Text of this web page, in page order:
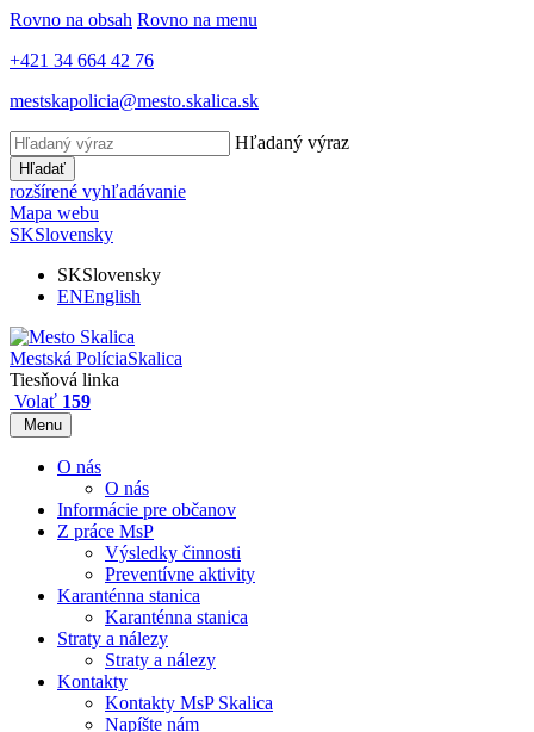
Rovno na obsah Rovno na menu
+421 34 664 42 76
mestskapolicia@mesto.skalica.sk
Hľadaný výraz
Hľadať
rozšírené vyhľadávanie
Mapa webu
SKSlovensky
SKSlovensky
ENEnglish
Mestská PolíciaSkalica
Tiesňová linka
Volať 159
Menu
O nás
O nás
Informácie pre občanov
Z práce MsP
Výsledky činnosti
Preventívne aktivity
Karanténna stanica
Karanténna stanica
Straty a nálezy
Straty a nálezy
Kontakty
Kontakty MsP Skalica
Napíšte nám